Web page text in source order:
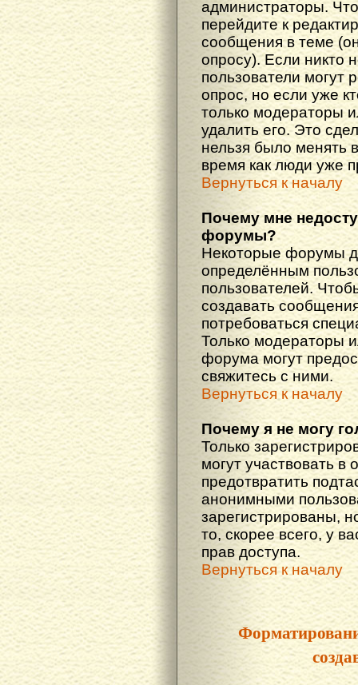
администраторы.
перейдите к
сообщения в теме
опросу). Если никто
пользователи могут
опрос, но если уже
только модераторы
удалить его. Это
нельзя было менять
время как люди уже
Вернуться к началу
Почему мне
форумы?
Некоторые форумы
определённым
пользователей.
создавать
потребоваться
Только модераторы
форума могут
свяжитесь с ними.
Вернуться к началу
Почему я не могу
Только
могут участвовать в
предотвратить
анонимными
зарегистрированы,
то, скорее всего, у
прав доступа.
Вернуться к началу